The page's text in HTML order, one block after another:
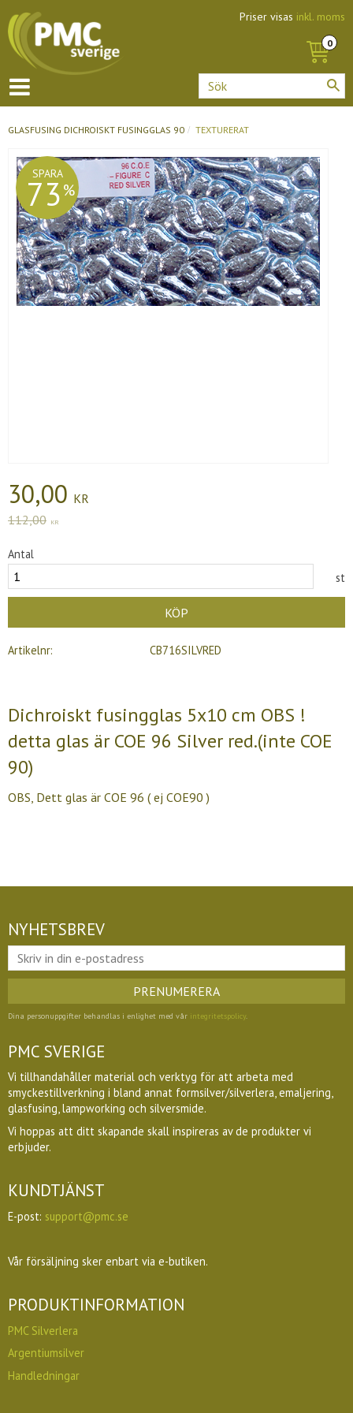
Priser visas inkl. moms
GLASFUSING DICHROISKT FUSINGGLAS 90 TEXTURERAT
SPARA
73%
Nedsatt pris:
30,00 KR
Ordinarie pris:
112,00 KR
Antal
st
KÖP
Artikelnr CB716SILVRED
Dichroiskt fusingglas 5x10 cm OBS !
detta glas är COE 96 Silver red.(inte COE
90)
OBS, Dett glas är COE 96 ( ej COE90 )
NYHETSBREV
PRENUMERERA
Dina personuppgifter behandlas i enlighet med vår integritetspolicy.
PMC SVERIGE
Vi tillhandahåller material och verktyg för att arbeta med
smyckestillverkning i bland annat formsilver/silverlera, emaljering,
glasfusing, lampworking och silversmide.
Vi hoppas att ditt skapande skall inspireras av de produkter vi
erbjuder.
KUNDTJÄNST
E-post: support@pmc.se
Vår försäljning sker enbart via e-butiken.
PRODUKTINFORMATION
PMC Silverlera
Argentiumsilver
Handledningar